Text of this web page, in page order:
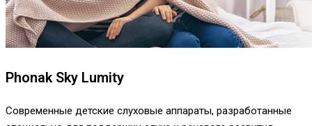
Phonak Sky Lumity
Современные детские слуховые аппараты, разработанные